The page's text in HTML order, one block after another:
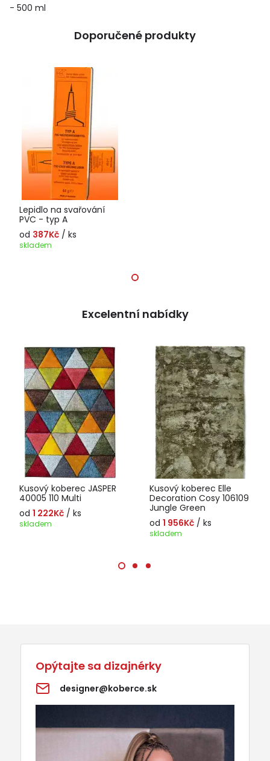
- 500 ml
Doporučené produkty
Lepidlo na svařování
PVC - typ A
od 387Kč / ks
skladem
Excelentní nabídky
Kusový koberec JASPER
40005 110 Multi
od 1 222Kč / ks
skladem
Kusový koberec Elle
Decoration Cosy 106109
Jungle Green
od 1 956Kč / ks
skladem
Opýtajte sa dizajnérky
designer@koberce.sk